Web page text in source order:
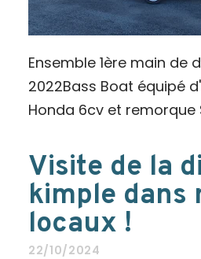
Ensemble 1ère main de
2022Bass Boat équipé
Honda 6cv et remorque
Visite de la
kimple dans
locaux !
22/10/2024